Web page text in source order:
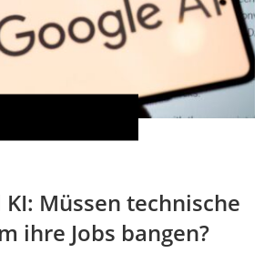
KI: Müssen technische
ihre Jobs bangen?